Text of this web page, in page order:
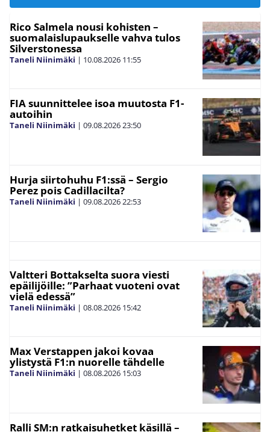
Rico Salmela nousi kohisten –
suomalaislupaukselle vahva tulos
Silverstonessa
Taneli Niinimäki | 10.08.2026 11:55
FIA suunnittelee isoa muutosta F1-
autoihin
Taneli Niinimäki | 09.08.202623:50
Hurja siirtohuhu F1:ssä – Sergio
Perez pois Cadillacilta?
Taneli Niinimäki | 09.08.202622:53
Valtteri Bottakselta suora viesti
epäilijöille: ”Parhaat vuoteni ovat
vielä edessä”
Taneli Niinimäki | 08.08.2026 15:42
Max Verstappen jakoi kovaa
ylistystä F1:n nuorelle tähdelle
Taneli Niinimäki | 08.08.2026 15:03
Ralli SM:n ratkaisuhetket käsillä –